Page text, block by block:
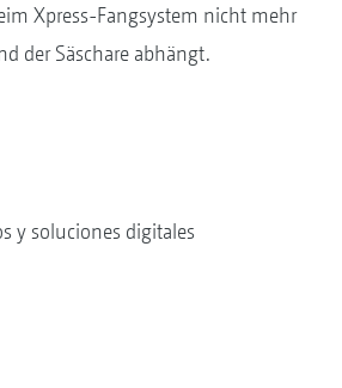
Xpress-Fangsystem nicht mehr
der Säschare abhängt.
y soluciones digitales